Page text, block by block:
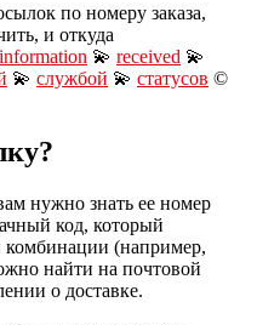
по номеру заказа,
и откуда
information 💫 received 💫
💫 службой 💫 статусов ©
нужно знать ее номер
код, который
комбинации (например,
найти на почтовой
о доставке.